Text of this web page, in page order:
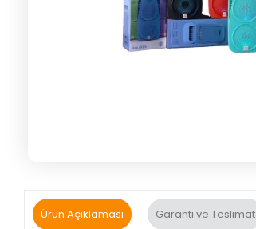
Ürün Açıklaması Garanti ve Teslimat